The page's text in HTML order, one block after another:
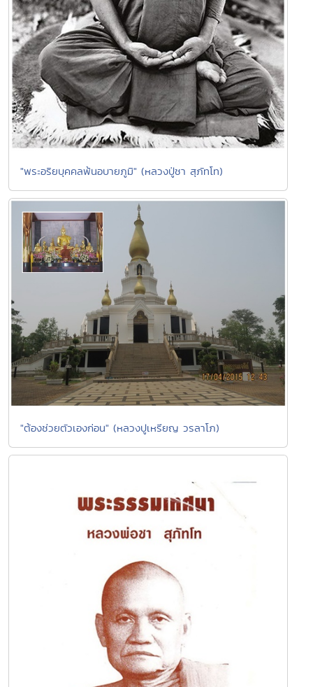
"พระอริยบุคคลพ้นอบายภูมิ" (หลวงปู่ชา สุภัทโท)
"ต้องช่วยตัวเองก่อน" (หลวงปูเหรียญ วรลาโภ)